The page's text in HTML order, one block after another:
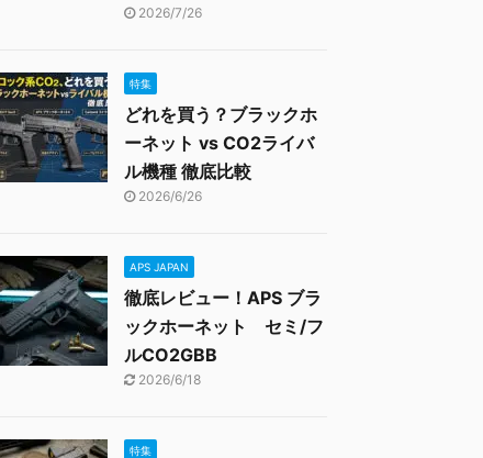
2026/7/26
特集
どれを買う？ブラックホ
ーネット vs CO2ライバ
ル機種 徹底比較
2026/6/26
APS JAPAN
徹底レビュー！APS ブラ
ックホーネット セミ/フ
ルCO2GBB
2026/6/18
特集